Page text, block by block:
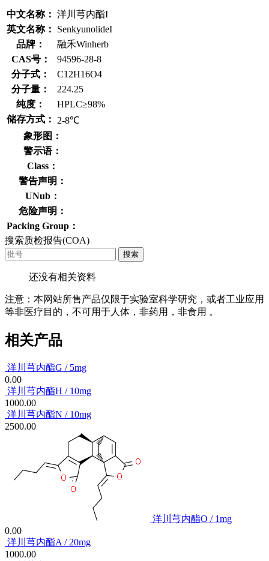
中文名称： 洋川芎内酯I
英文名称：
SenkyunolideI
品牌：
融禾Winherb
CAS号：
94596-28-8
分子式：
C12H16O4
分子量：
224.25
纯度：
HPLC≥98%
储存方式：
2-8℃
象形图：
警示语：
Class：
警告声明：
UNub：
危险声明：
Packing Group：
搜索质检报告(COA)
搜索
还没有相关资料
注意：本网站所售产品仅限于实验室科学研究，或者工业应用
等非医疗目的，不可用于人体，非药用，非食用 。
相关产品
洋川芎内酯G / 5mg
0.00
洋川芎内酯H / 10mg
1000.00
洋川芎内酯N / 10mg
2500.00
洋川芎内酯O / 1mg
0.00
洋川芎内酯A / 20mg
1000.00